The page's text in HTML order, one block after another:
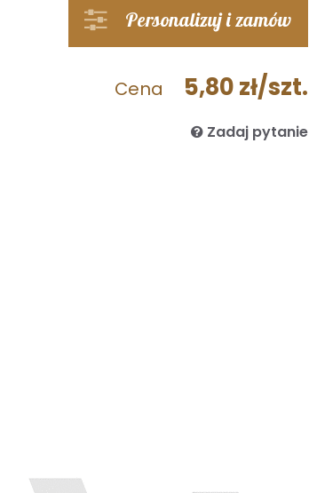
Cena 5,80 zł/szt.
Personalizuj i zamów
Zadaj pytanie